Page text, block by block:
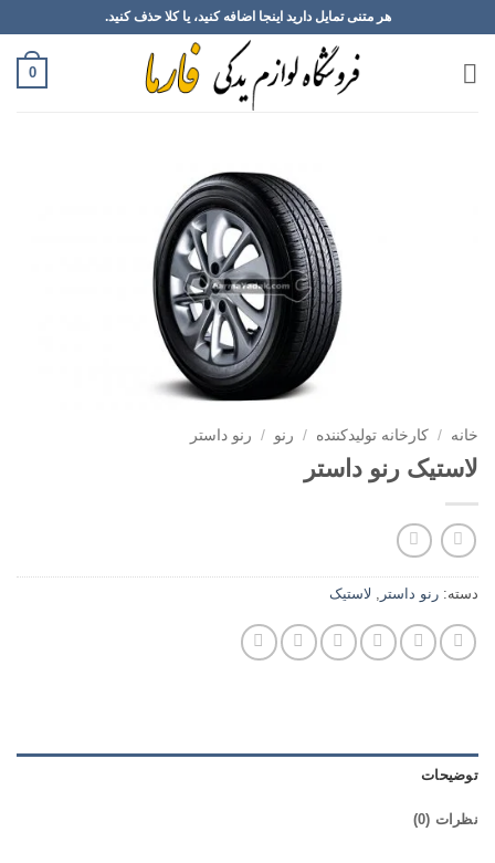
to
content
هر متنی تمایل دارید اینجا اضافه کنید، یا کلا حذف کنید.
0
خانه / کارخانه تولیدکننده / رنو / رنو داستر
لاستیک رنو داستر
دسته: رنو داستر لاستیک
توضیحات
نظرات (0)